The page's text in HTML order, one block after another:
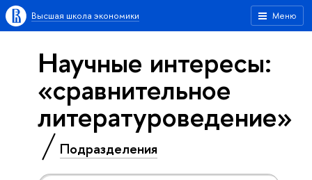
Меню
Высшая школа экономики
Научные интересы:
«сравнительное
литературоведение»
Подразделения